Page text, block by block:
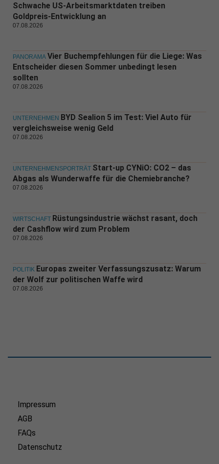
Schwache US-Arbeitsmarktdaten treiben
Goldpreis-Entwicklung an
07.08.2026
PANORAMA Vier Buchempfehlungen für die Liege: Was
Entscheider diesen Sommer unbedingt lesen
sollten
07.08.2026
UNTERNEHMEN BYD Sealion 5 im Test: Viel Auto für
vergleichsweise wenig Geld
07.08.2026
UNTERNEHMENSPORTRÄT Start-up CYNiO: CO2 – das
Abgas als Wunderwaffe für die Chemiebranche?
07.08.2026
WIRTSCHAFT Rüstungsindustrie wächst rasant, doch
der Cashflow wird zum Problem
07.08.2026
POLITIK Europas zweiter Verfassungszusatz: Warum
der Wolf zur politischen Waffe wird
07.08.2026
Impressum
AGB
FAQs
Datenschutz